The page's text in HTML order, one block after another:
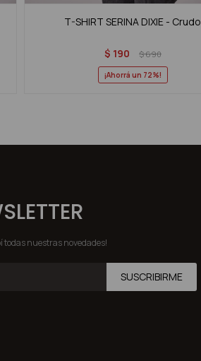
T-SHIRT SERINA DIXIE - Crudo
$ 190 $690
72
todas nuestras novedades!
SUSCRIBIRME